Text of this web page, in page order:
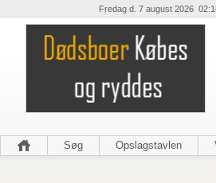
Fredag d. 7 august 2026
Søg Opslagstavlen